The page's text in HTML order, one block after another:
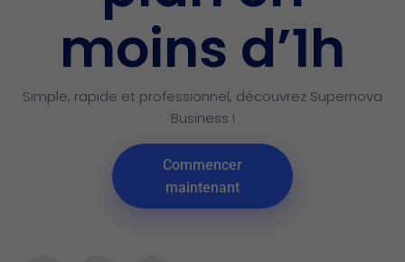
moins d’1h
Simple, rapide et professionnel, découvrez Supernova
Business !
Commencer
maintenant